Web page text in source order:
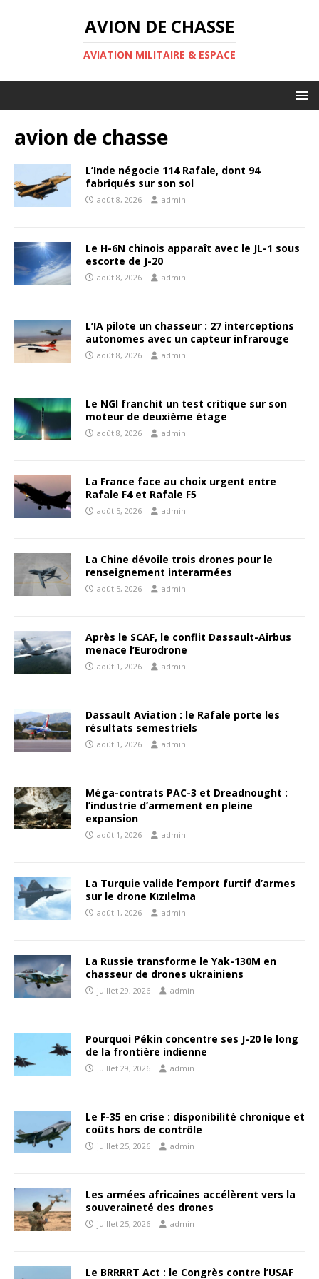
AVION DE CHASSE
AVIATION MILITAIRE & ESPACE
avion de chasse
L’Inde négocie 114 Rafale, dont 94
fabriqués sur son sol
août 8, 2026 admin
Le H-6N chinois apparaît avec le JL-1 sous
escorte de J-20
août 8, 2026 admin
L’IA pilote un chasseur : 27 interceptions
autonomes avec un capteur infrarouge
août 8, 2026 admin
Le NGI franchit un test critique sur son
moteur de deuxième étage
août 8, 2026 admin
La France face au choix urgent entre
Rafale F4 et Rafale F5
août 5, 2026 admin
La Chine dévoile trois drones pour le
renseignement interarmées
août 5, 2026 admin
Après le SCAF, le conflit Dassault-Airbus
menace l’Eurodrone
août 1, 2026 admin
Dassault Aviation : le Rafale porte les
résultats semestriels
août 1, 2026 admin
Méga-contrats PAC-3 et Dreadnought :
l’industrie d’armement en pleine
expansion
août 1, 2026 admin
La Turquie valide l’emport furtif d’armes
sur le drone Kızılelma
août 1, 2026 admin
La Russie transforme le Yak-130M en
chasseur de drones ukrainiens
juillet 29, 2026 admin
Pourquoi Pékin concentre ses J-20 le long
de la frontière indienne
juillet 29, 2026 admin
Le F-35 en crise : disponibilité chronique et
coûts hors de contrôle
juillet 25, 2026 admin
Les armées africaines accélèrent vers la
souveraineté des drones
juillet 25, 2026 admin
Le BRRRRT Act : le Congrès contre l’USAF